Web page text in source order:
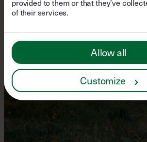
of their services.
Allow all
Customize